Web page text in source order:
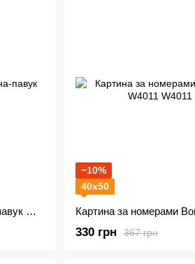
Картина за номерами Людина-павук W1025
−10%
40х50
367 грн
330 грн